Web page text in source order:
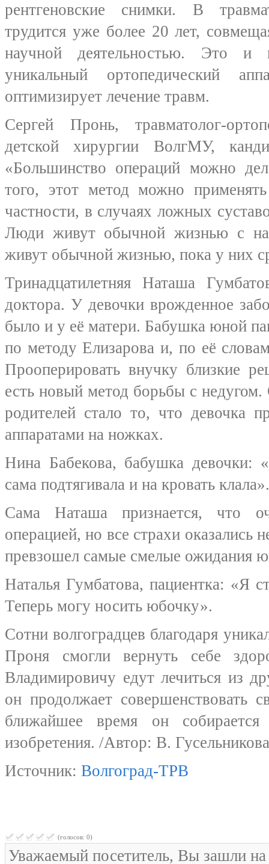
рентгеновские снимки. В
трудится уже более 20 лет,
научной деятельностью. Это и
уникальный ортопедический
оптимизирует лечение травм.
Сергей Пронь, травматолог-
детской хирургии ВолгМУ,
«Большинство операций можно
того, этот метод можно
частности, в случаях ложных
Люди живут обычной жизнью с
живут обычной жизнью, пока у них
Тринадцатилетняя Наташа
доктора. У девочки врожденное
было и у её матери. Бабушка юной
по методу Елизарова и, по её
Прооперировать внучку близкие
есть новый метод борьбы с
родителей стало то, что девочка
аппаратами на ножках.
Нина Бабекова, бабушка девочки:
сама подтягивала и на кровать клала».
Сама Наташа признается, что
операцией, но все страхи оказались
превзошел самые смелые ожидания
Наталья Гумбатова, пациентка: «Я
Теперь могу носить юбочку».
Сотни волгоградцев благодаря
Проня смогли вернуть себе
Владимировичу едут лечиться из
он продолжает совершенствовать
ближайшее время он собирается
изобретения. /Автор: В.
Источник: Волгоград-ТРВ
(голосов: 0)
Уважаемый посетитель, Вы зашли на